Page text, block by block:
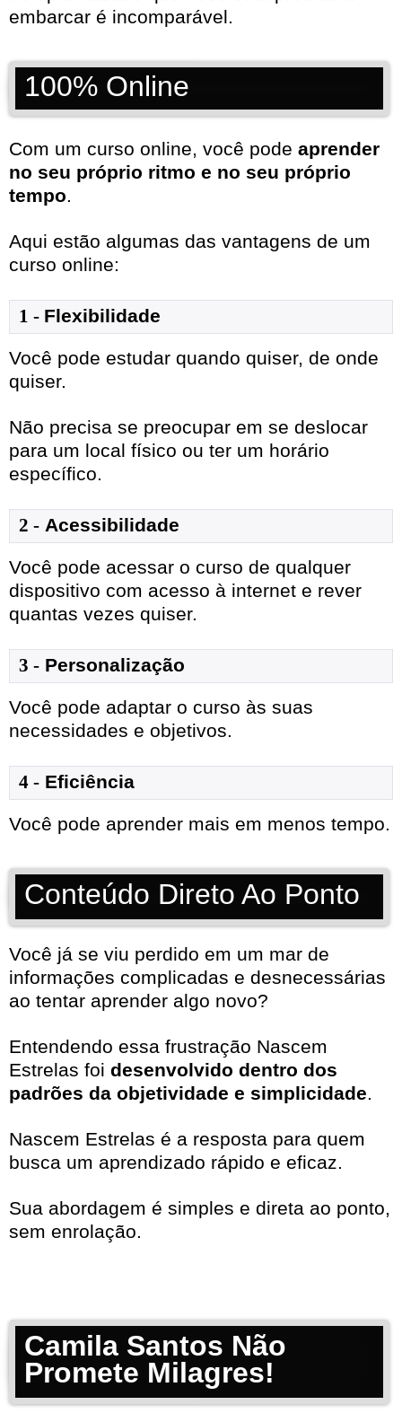
embarcar é incomparável.
100% Online
Com um curso online, você pode aprender
no seu próprio ritmo e no seu próprio
tempo
Aqui estão algumas das vantagens de um
curso online:
1 - Flexibilidade
Você pode estudar quando quiser, de onde
quiser.
Não precisa se preocupar em se deslocar
para um local físico ou ter um horário
específico.
2 - Acessibilidade
Você pode acessar o curso de qualquer
dispositivo com acesso à internet e rever
quantas vezes quiser.
3 - Personalização
Você pode adaptar o curso às suas
necessidades e objetivos.
4 - Eficiência
Você pode aprender mais em menos tempo.
Conteúdo Direto Ao Ponto
Você já se viu perdido em um mar de
informações complicadas e desnecessárias
ao tentar aprender algo novo?
Entendendo essa frustração Nascem
Estrelas foi desenvolvido dentro dos
padrões da objetividade e simplicidade
Nascem Estrelas é a resposta para quem
busca um aprendizado rápido e eficaz.
Sua abordagem é simples e direta ao ponto,
sem enrolação.
Camila Santos Não
Promete Milagres!